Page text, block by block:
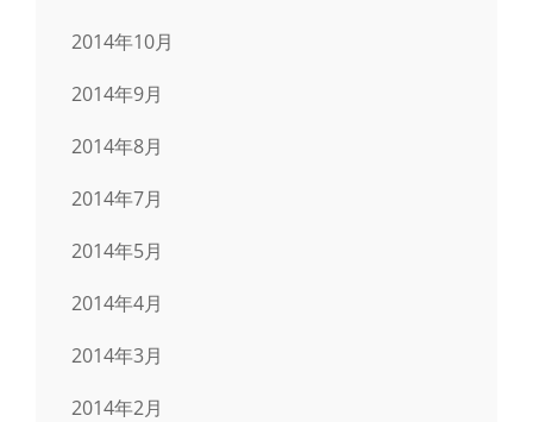
2014年10月
2014年9月
2014年8月
2014年7月
2014年5月
2014年4月
2014年3月
2014年2月